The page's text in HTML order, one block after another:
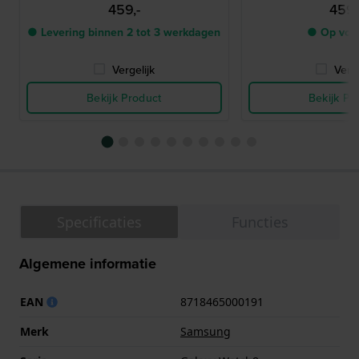
459,-
● Levering binnen 2 tot 3 werkdagen
Vergelijk
Bekijk Product
● Op
Bekijk
Algemene informatie
EAN
8718465000191
Merk
Samsung